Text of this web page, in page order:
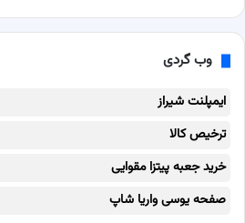
وب گردی
ایمپلنت شیراز
ترخیص کالا
خرید جعبه پیتزا مقوایی
صفحه یوسی واریا شاپ